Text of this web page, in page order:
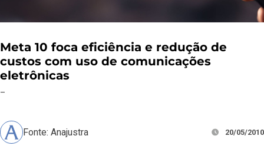
Meta 10 foca eficiência e redução de
custos com uso de comunicações
eletrônicas
–
Fonte: Anajustra 20/05/2010